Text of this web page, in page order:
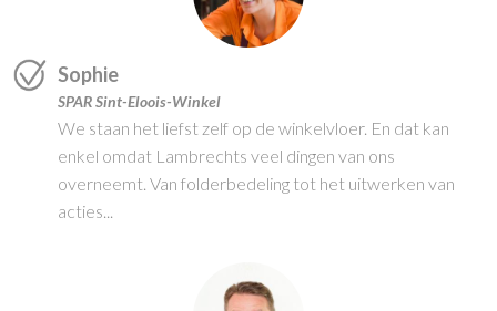
Sophie
SPAR Sint-Eloois-Winkel
We staan het liefst zelf op de winkelvloer. En dat kan
enkel omdat Lambrechts veel dingen van ons
overneemt. Van folderbedeling tot het uitwerken van
acties...